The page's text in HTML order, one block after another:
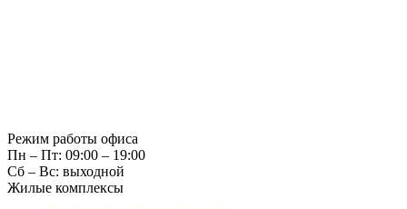
Режим работы офиса
Пн – Пт: 09:00 – 19:00
Сб – Вс: выходной
Жилые комплексы